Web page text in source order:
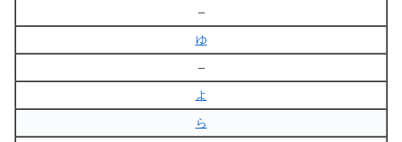
–
ゆ
–
よ
ら